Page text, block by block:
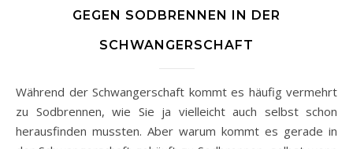
GEGEN SODBRENNEN IN DER
SCHWANGERSCHAFT
Während der Schwangerschaft kommt es häufig vermehrt
zu Sodbrennen, wie Sie ja vielleicht auch selbst schon
herausfinden mussten. Aber warum kommt es gerade in